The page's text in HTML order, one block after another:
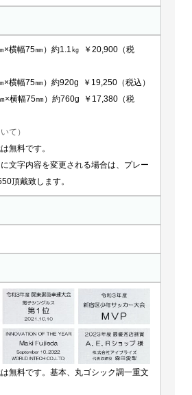
×横幅75㎜）約1.1㎏ ￥20,900（税
×横幅75㎜）約920g ￥19,250（税込）
×横幅75㎜）約760g ￥17,380（税
て）
無料です。
文字内容を変更される場合は、プレー
頂戴致します。
無料です。基本、丸ゴシック調一重文